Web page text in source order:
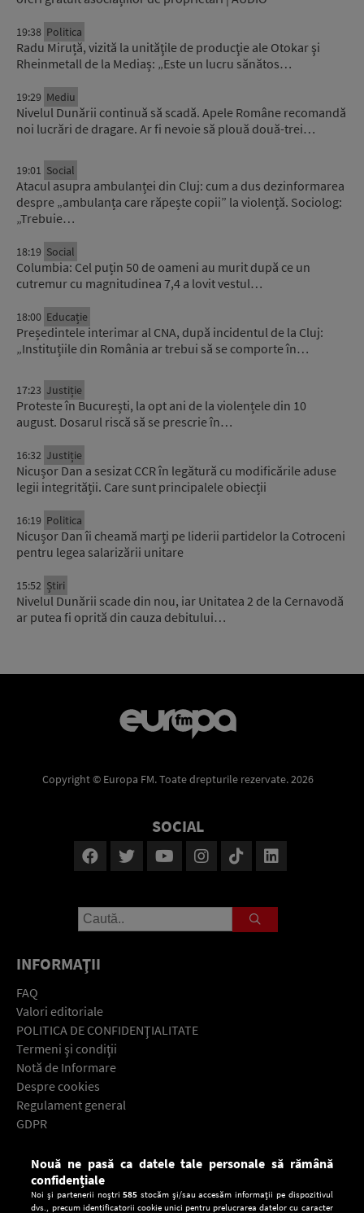
19:38 Politica
Radu Miruță, vizită la unităţile de producţie ale Otokar şi
Rheinmetall de la Mediaș: „Este un lucru sănătos…
19:29 Mediu
Nivelul Dunării continuă să scadă. Apele Române recomandă
noi lucrări de dragare. Ar fi nevoie să plouă două-trei…
19:01 Social
Atacul asupra ambulanței din Cluj: cum a dus dezinformarea
despre „ambulanța care răpește copii” la violență. Sociolog:
„Trebuie…
18:19 Social
Columbia: Cel puțin 50 de oameni au murit după ce un
cutremur cu magnitudinea 7,4 a lovit vestul…
18:00 Educație
Președintele interimar al CNA, după incidentul de la Cluj:
„Instituțiile din România ar trebui să se comporte în…
17:23 Justiție
Proteste în București, la opt ani de la violențele din 10
august. Dosarul riscă să se prescrie în…
16:32 Justiție
Nicușor Dan a sesizat CCR în legătură cu modificările aduse
legii integrității. Care sunt principalele obiecții
16:19 Politica
Nicușor Dan îi cheamă marți pe liderii partidelor la Cotroceni
pentru legea salarizării unitare
15:52 Știri
Nivelul Dunării scade din nou, iar Unitatea 2 de la Cernavodă
ar putea fi oprită din cauza debitului…
Copyright © Europa FM. Toate drepturile rezervate. 2026
SOCIAL
INFORMAŢII
FAQ
Valori editoriale
POLITICA DE CONFIDENŢIALITATE
Termeni şi condiţii
Notă de Informare
Despre cookies
Regulament general
GDPR
Descarcă gratuit aplicaţia Europa FM pentru smartphone:
Nouă ne pasă ca datele tale personale să rămână
confidențiale
Noi și partenerii noștri585 stocăm și/sau accesăm informații pe dispozitivul
dvs., precum identificatorii cookie unici pentru prelucrarea datelor cu caracter